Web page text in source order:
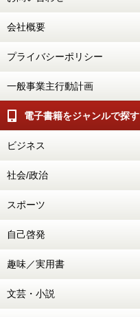
会社概要
プライバシーポリシー
一般事業主行動計画
電子書籍をジャンルで探す
ビジネス
社会/政治
スポーツ
自己啓発
趣味／実用書
文芸・小説